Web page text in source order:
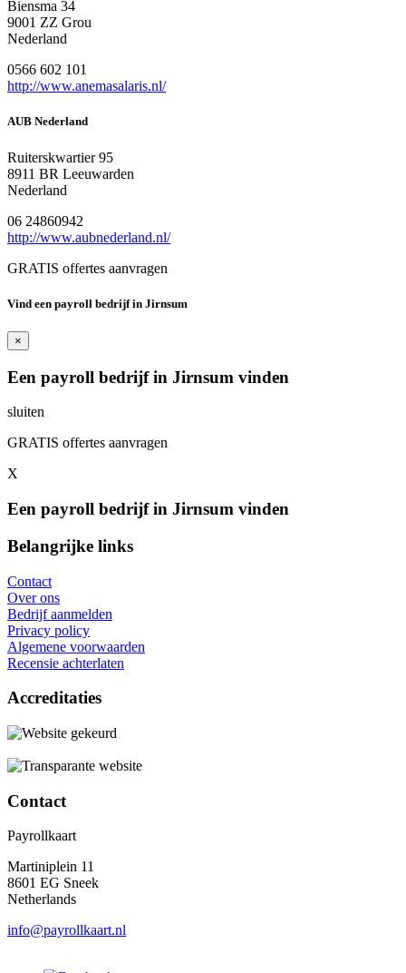
Biensma 34
9001 ZZ Grou
Nederland
0566 602 101
http://www.anemasalaris.nl/
AUB Nederland
Ruiterskwartier 95
8911 BR Leeuwarden
Nederland
06 24860942
http://www.aubnederland.nl/
GRATIS offertes aanvragen
Vind een payroll bedrijf in Jirnsum
×
Een payroll bedrijf in Jirnsum vinden
sluiten
GRATIS offertes aanvragen
X
Een payroll bedrijf in Jirnsum vinden
Belangrijke links
Contact
Over ons
Bedrijf aanmelden
Privacy policy
Algemene voorwaarden
Recensie achterlaten
Accreditaties
Contact
Payrollkaart
Martiniplein 11
8601 EG Sneek
Netherlands
info@payrollkaart.nl